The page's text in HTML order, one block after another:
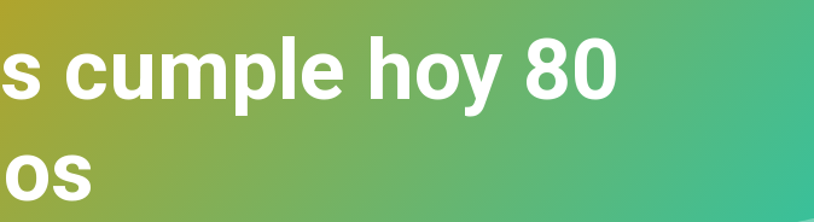
cumple hoy 80